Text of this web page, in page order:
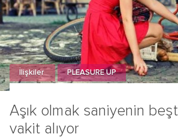
Aşık olmak saniyenin
vakit alıyor
İlişkiler PLEASURE UP